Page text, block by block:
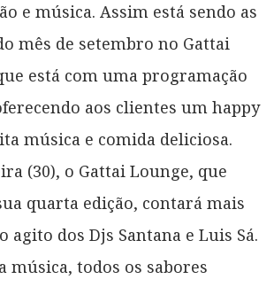
e música. Assim está sendo as
mês de setembro no Gattai
está com uma programação
aos clientes um happy
música e comida deliciosa.
(30), o Gattai Lounge, que
quarta edição, contará mais
agito dos Djs Santana e Luis Sá.
música, todos os sabores